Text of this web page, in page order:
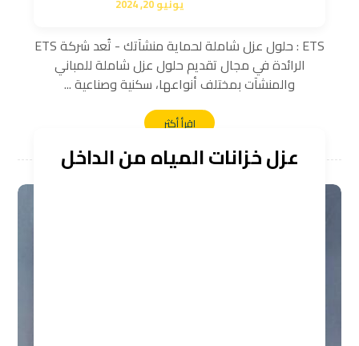
يونيو 20, 2024
ETS : حلول عزل شاملة لحماية منشآتك - تُعد شركة ETS
الرائدة في مجال تقديم حلول عزل شاملة للمباني
والمنشآت بمختلف أنواعها، سكنية وصناعية ...
اقرأ أكثر
عزل خزانات المياه من الداخل